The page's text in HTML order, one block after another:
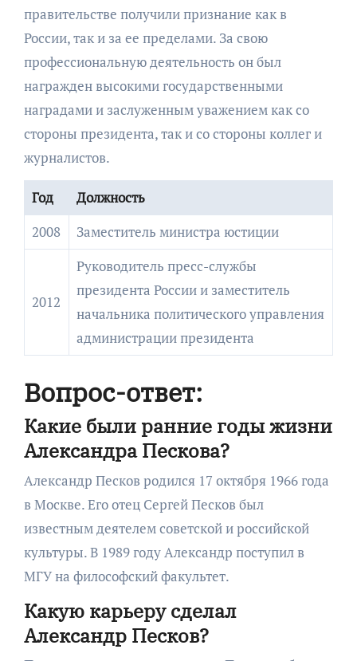
правительстве получили признание как в
России, так и за ее пределами. За свою
профессиональную деятельность он был
награжден высокими государственными
наградами и заслуженным уважением как со
стороны президента, так и со стороны коллег и
журналистов.
Год
Должность
2008
Заместитель министра юстиции
2012
Руководитель пресс-службы
президента России и заместитель
начальника политического управления
администрации президента
Вопрос-ответ:
Какие были ранние годы жизни
Александра Пескова?
Александр Песков родился 17 октября 1966 года
в Москве. Его отец Сергей Песков был
известным деятелем советской и российской
культуры. В 1989 году Александр поступил в
МГУ на философский факультет.
Какую карьеру сделал
Александр Песков?